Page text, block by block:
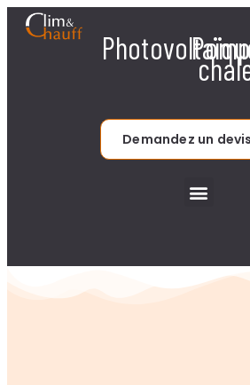
Demandez un devis